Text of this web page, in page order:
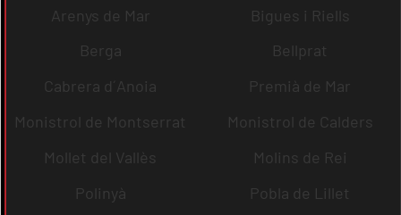
Arenys de Mar
Bigues i Riells
Berga
Bellprat
Cabrera d´Anoia
Premià de Mar
Monistrol de Montserrat
Monistrol de Calders
Mollet del Vallès
Molins de Rei
Polinyà
Pobla de Lillet